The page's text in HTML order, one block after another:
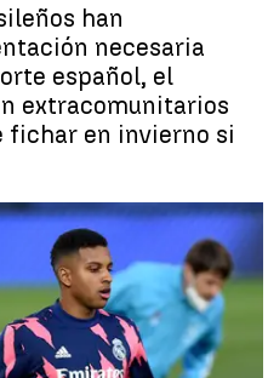
han
necesaria
español, el
extracomunitarios
fichar en invierno si